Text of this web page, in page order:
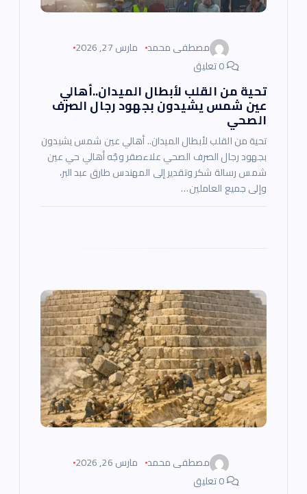
مصطفى محمد مارس 27, 2026
تحية من القلب لأبطال الميدان..أهالي
عين شمس يشيدون بجهود رجال الصرف
الصحي
تحية من القلب لأبطال الميدان.. أهالي عين شمس يشيدون
بجهود رجال الصرف الصحي علاءصقر وجّه أهالي حي عين
شمس رسالة شكر وتقدير إلى المهندس طارق عبد البر،
وإلى جميع العاملين…
مصطفى محمد مارس 26, 2026